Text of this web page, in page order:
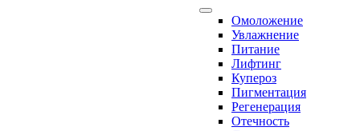
Омоложение
Увлажнение
Питание
Лифтинг
Купероз
Пигментация
Регенерация
Отечность